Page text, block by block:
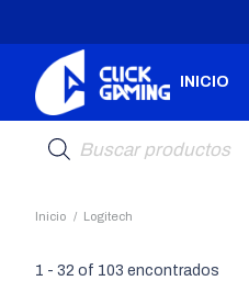
INICIO
de
productos
Inicio / Logitech
1 - 32 of 103 encontrados